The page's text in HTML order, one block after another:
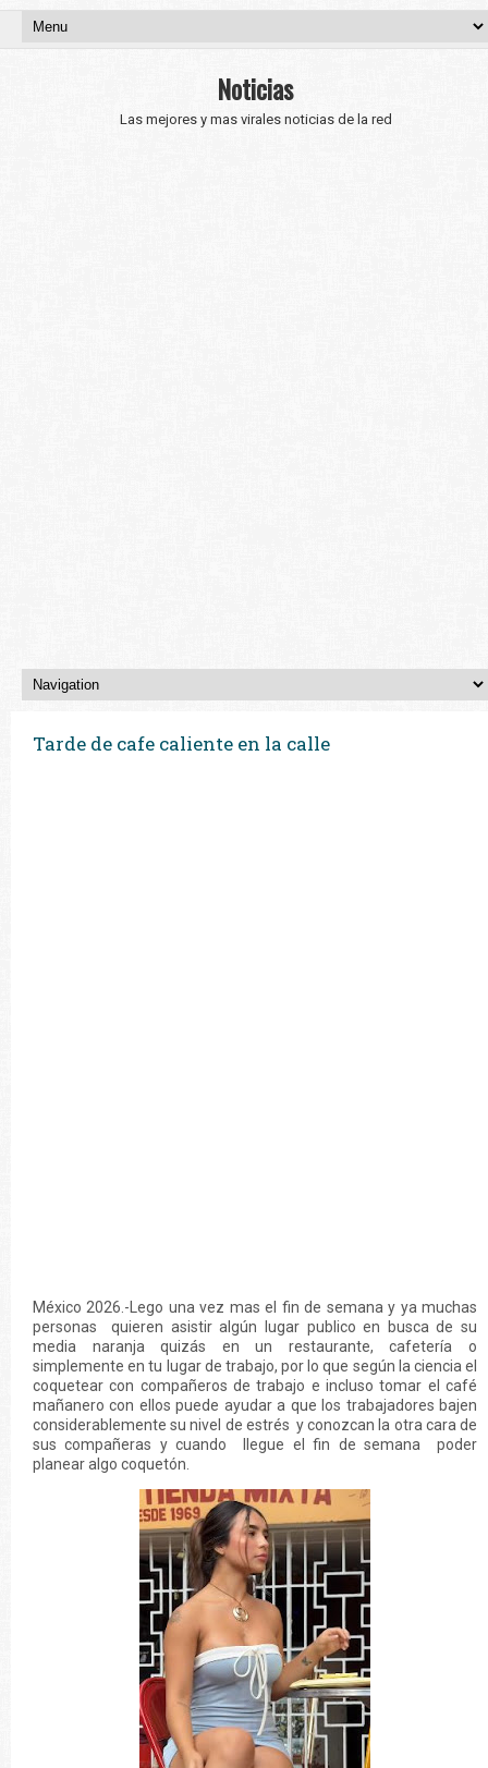
Noticias
Las mejores y mas virales noticias de la red
Tarde de cafe caliente en la calle
México 2026.-Lego una vez mas el fin de semana y ya muchas
personas quieren asistir algún lugar publico en busca de su
media naranja quizás en un restaurante, cafetería o
simplemente en tu lugar de trabajo, por lo que según la ciencia el
coquetear con compañeros de trabajo e incluso tomar el café
mañanero con ellos puede ayudar a que los trabajadores bajen
considerablemente su nivel de estrés y conozcan la otra cara de
sus compañeras y cuando llegue el fin de semana poder
planear algo coquetón.